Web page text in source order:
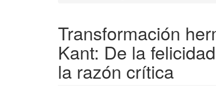
Transformación
Kant: De la
la razón crítica